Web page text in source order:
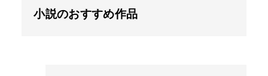
小説のおすすめ作品